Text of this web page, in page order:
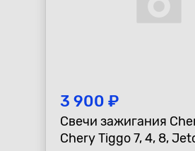
3 900 ₽
Свечи зажигания
Chery Tiggo 7, 4, 8,